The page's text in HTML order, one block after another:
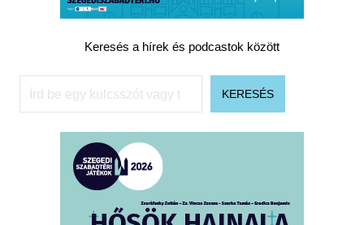
Keresés a hírek és podcastok között
Keresés
KERESÉS